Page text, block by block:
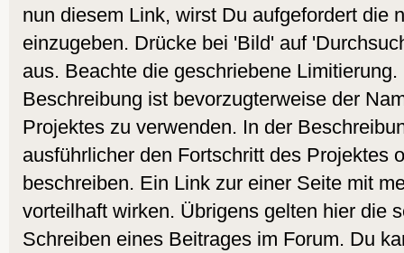
nun diesem Link, wirst Du aufgefordert die
einzugeben. Drücke bei 'Bild' auf
aus. Beachte die geschriebene
Beschreibung ist bevorzugterweise der
Projektes zu verwenden. In der
ausführlicher den Fortschritt des Projektes
beschreiben. Ein Link zur einer Seite mit
vorteilhaft wirken. Übrigens gelten hier die
Schreiben eines Beitrages im Forum. Du